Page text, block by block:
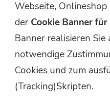
Webseite,
der Cookie Banner
Banner realisieren
notwendige
Cookies und zum
(Tracking)Skripten.